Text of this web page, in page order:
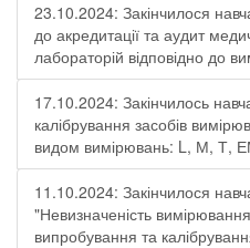
23.10.2024: Закінчилося
до акредитації та аудит
лабораторій відповідно до
17.10.2024: Закінчилось
калібрування засобів
видом вимірювань: L, М, Т,
11.10.2024: Закінчилося
"Невизначеність
випробування та